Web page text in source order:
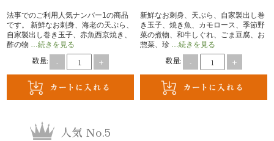
ド
ル
法事でのご利用人気ナンバー1の商品
です。 新鮮なお刺身、海老の天ぷら、
自家製出し巻き玉子、赤魚西京焼き、
酢の物
…続きを見る
数量: - +
新鮮なお刺身、天ぷら、自家製出し巻
き玉子、焼き魚、カモロース、季節野
菜の煮物、和牛しぐれ、ごま豆腐、お
惣菜、珍
…続きを見る
数量: - +
人気 No.5